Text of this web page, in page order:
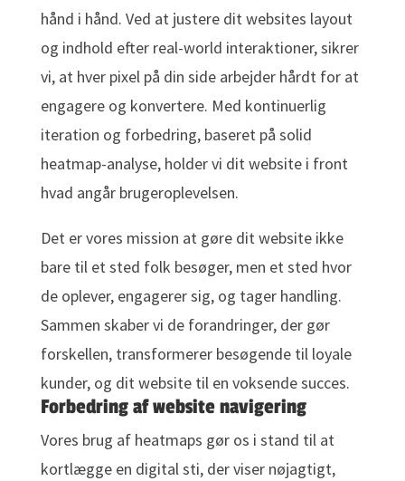
hånd i hånd. Ved at justere dit websites layout
og indhold efter real-world interaktioner, sikrer
vi, at hver pixel på din side arbejder hårdt for at
engagere og konvertere. Med kontinuerlig
iteration og forbedring, baseret på solid
heatmap-analyse, holder vi dit website i front
hvad angår brugeroplevelsen.
Det er vores mission at gøre dit website ikke
bare til et sted folk besøger, men et sted hvor
de oplever, engagerer sig, og tager handling.
Sammen skaber vi de forandringer, der gør
forskellen, transformerer besøgende til loyale
kunder, og dit website til en voksende succes.
Forbedring af website navigering
Vores brug af heatmaps gør os i stand til at
kortlægge en digital sti, der viser nøjagtigt,